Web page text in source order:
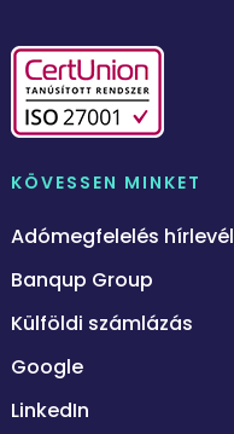
KÖVESSEN MINKET
Adómegfelelés hírlevél
Banqup Group
Külföldi számlázás
Google
LinkedIn